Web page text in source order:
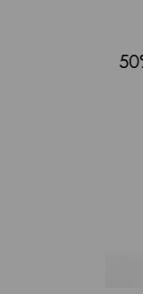
50